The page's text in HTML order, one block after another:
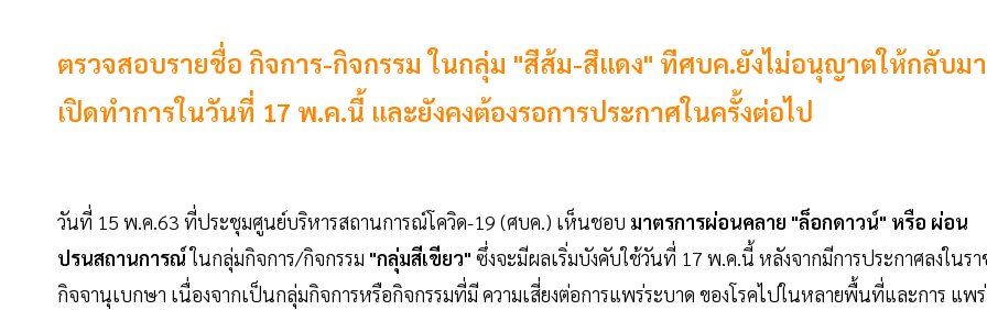
ตรวจสอบรายชื่อ กิจการ-กิจกรรม ในกลุ่ม "สีส้ม-สีแดง" ทีศบค.ยังไม่อนุญาตให้กลับมา
เปิดทำการในวันที่ 17 พ.ค.นี้ และยังคงต้องรอการประกาศในครั้งต่อไป
วันที่ 15 พ.ค.63 ที่ประชุมศูนย์บริหารสถานการณ์โควิด-19 (ศบค.) เห็นชอบ มาตรการผ่อนคลาย "ล็อกดาวน์" หรือ ผ่อน
ปรนสถานการณ์ในกลุ่มกิจการ/กิจกรรม "กลุ่มสีเขียว" ซึ่งจะมีผลเริ่มบังคับใช้วันที่ 17 พ.ค.นี้ หลังจากมีการประกาศลงในร
กิจจานุเบกษา เนื่องจากเป็นกลุ่มกิจการหรือกิจกรรมที่มี ความเสี่ยงต่อการแพร่ระบาด ของโรคไปในหลายพื้นที่และการ แพร่